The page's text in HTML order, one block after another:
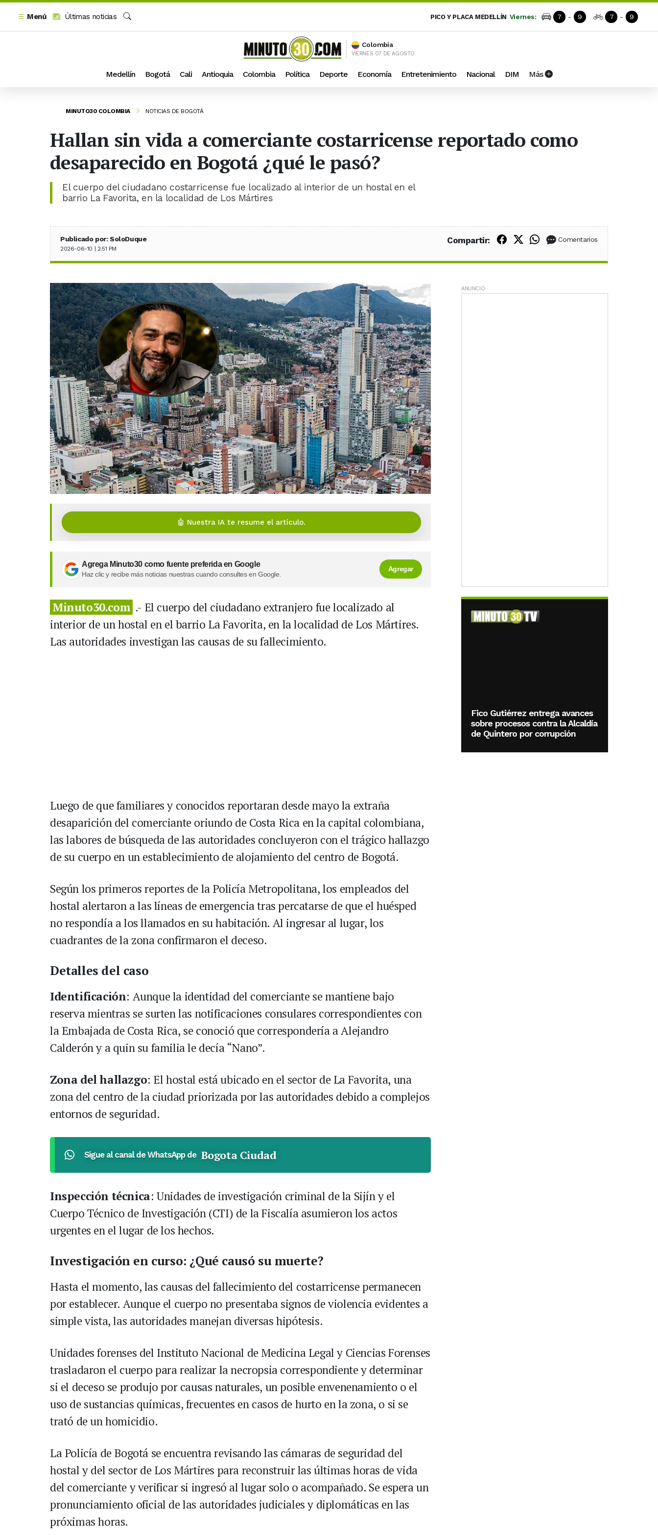
Menú
Últimas noticias
PICO Y PLACA MEDELLÍN Viernes: 7 - 9 7 - 9
Colombia
VIERNES 07 DE AGOSTO
Medellín Bogotá Cali Antioquia Colombia Política Deporte Economía Entretenimiento Nacional DIM Más
MINUTO30 COLOMBIA NOTICIAS DE BOGOTÁ
Hallan sin vida a comerciante costarricense reportado como
desaparecido en Bogotá ¿qué le pasó?
El cuerpo del ciudadano costarricense fue localizado al interior de un hostal en el
barrio La Favorita, en la localidad de Los Mártires
Publicado por: SoloDuque
2026-06-10 | 2:51 PM
Compartir: Compartir en Facebook
Compartir en X (Twitter)
Compartir en WhatsApp
Comentarios
🤖 Nuestra IA te resume el artículo.
Agrega Minuto30 como fuente preferida en Google
Haz clic y recibe más noticias nuestras cuando consultes en Google.
Agregar
Minuto30.com .- El cuerpo del ciudadano extranjero fue localizado al
interior de un hostal en el barrio La Favorita, en la localidad de Los Mártires.
Las autoridades investigan las causas de su fallecimiento.
Luego de que familiares y conocidos reportaran desde mayo la extraña
desaparición del comerciante oriundo de Costa Rica en la capital colombiana,
las labores de búsqueda de las autoridades concluyeron con el trágico hallazgo
de su cuerpo en un establecimiento de alojamiento del centro de Bogotá.
Según los primeros reportes de la Policía Metropolitana, los empleados del
hostal alertaron a las líneas de emergencia tras percatarse de que el huésped
no respondía a los llamados en su habitación. Al ingresar al lugar, los
cuadrantes de la zona confirmaron el deceso.
Detalles del caso
Identificación: Aunque la identidad del comerciante se mantiene bajo
reserva mientras se surten las notificaciones consulares correspondientes con
la Embajada de Costa Rica, se conoció que correspondería a Alejandro
Calderón y a quin su familia le decía “Nano”.
Zona del hallazgo: El hostal está ubicado en el sector de La Favorita, una
zona del centro de la ciudad priorizada por las autoridades debido a complejos
entornos de seguridad.
Sigue al canal de WhatsApp de Bogota Ciudad
Inspección técnica: Unidades de investigación criminal de la Sijín y el
Cuerpo Técnico de Investigación (CTI) de la Fiscalía asumieron los actos
urgentes en el lugar de los hechos.
Investigación en curso: ¿Qué causó su muerte?
Hasta el momento, las causas del fallecimiento del costarricense permanecen
por establecer. Aunque el cuerpo no presentaba signos de violencia evidentes a
simple vista, las autoridades manejan diversas hipótesis.
Unidades forenses del Instituto Nacional de Medicina Legal y Ciencias Forenses
trasladaron el cuerpo para realizar la necropsia correspondiente y determinar
si el deceso se produjo por causas naturales, un posible envenenamiento o el
uso de sustancias químicas, frecuentes en casos de hurto en la zona, o si se
trató de un homicidio.
La Policía de Bogotá se encuentra revisando las cámaras de seguridad del
hostal y del sector de Los Mártires para reconstruir las últimas horas de vida
del comerciante y verificar si ingresó al lugar solo o acompañado. Se espera un
pronunciamiento oficial de las autoridades judiciales y diplomáticas en las
próximas horas.
ANUNCIO
Fico Gutiérrez entrega avances
sobre procesos contra la Alcaldía
de Quintero por corrupción